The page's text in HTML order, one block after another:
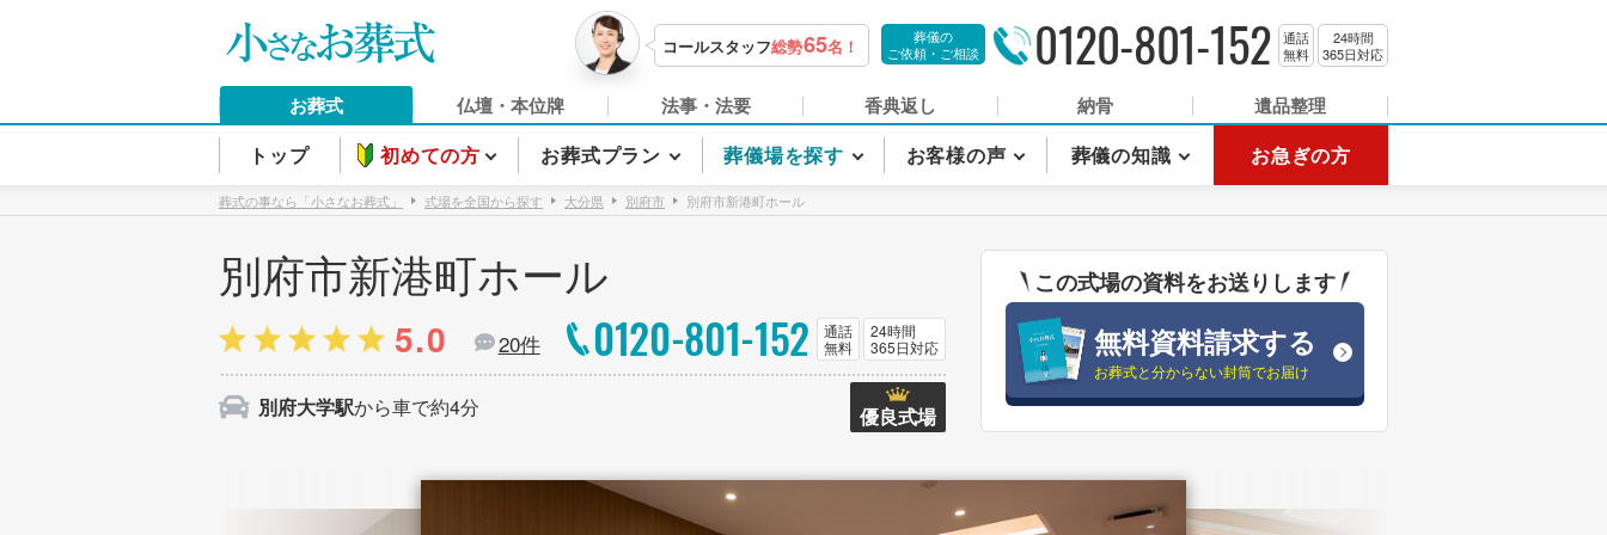
コールスタッフ総勢65名！
葬儀の
ご依頼・ご相談
0120-801-152
通話
無料
24時間
365日対応
お葬式 仏壇・本位牌 法事・法要 香典返し 納骨 遺品整理
トップ 初めての方 お葬式プラン 葬儀場を探す お客様の声 葬儀の知識 お急ぎの方
葬式の事なら「小さなお葬式」 式場を全国から探す 大分県 別府市 別府市新港町ホール
別府市新港町ホール
5.0 20件 0120-801-152 通話
無料
24時間
365日対応
別府大学駅から車で約4分 優良式場
この式場の資料をお送りします
無料資料請求する
お葬式と分からない封筒でお届け